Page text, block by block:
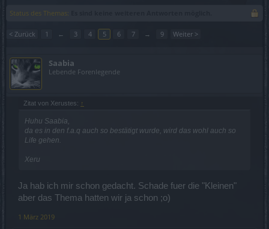
Status des Themas:
< Zurück 1 ← 3 4 5 6 7 → 9 Weiter >
Saabia
Lebende Forenlegende
Zitat von Xerustes: ↑
Huhu Saabia,
da es in den f.a.q auch so bestätigt wurde, wird das wohl auch so
Life gehen.
Xeru
Ja hab ich mir schon gedacht. Schade fuer die "Kleinen"
aber das Thema hatten wir ja schon ;o)
1 März 2019